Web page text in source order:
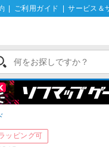
ご利用ガイド サービス＆
ッピング可